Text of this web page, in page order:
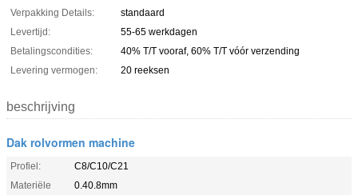
Verpakking Details:
standaard
Levertijd:
55-65 werkdagen
Betalingscondities:
40% T/T vooraf, 60% T/T vóór verzending
Levering vermogen:
20 reeksen
beschrijving
Dak rolvormen machine
Profiel:
C8/C10/C21
Materiële
0.40.8mm